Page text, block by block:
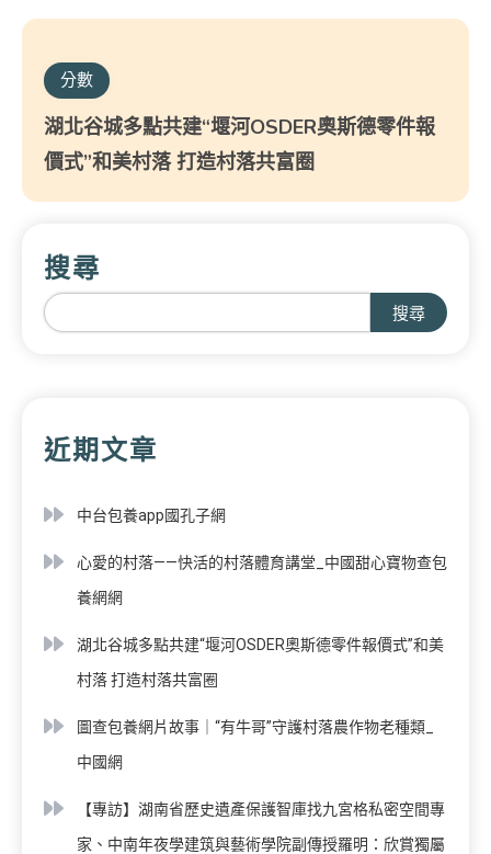
分數
湖北谷城多點共建“堰河OSDER奧斯德零件報
價式”和美村落 打造村落共富圈
搜尋
搜尋
近期文章
中台包養app國孔子網
心愛的村落——快活的村落體育講堂_中國甜心寶物查包
養網網
湖北谷城多點共建“堰河OSDER奧斯德零件報價式”和美
村落 打造村落共富圈
圖查包養網片故事｜“有牛哥”守護村落農作物老種類_
中國網
【專訪】湖南省歷史遺產保護智庫找九宮格私密空間專
家、中南年夜學建筑與藝術學院副傳授羅明：欣賞獨屬